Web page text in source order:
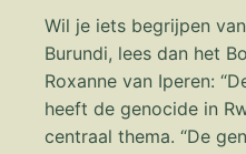
Wil je iets begrijpen van
Burundi, lees dan het
Roxanne van Iperen:
heeft de genocide in
centraal thema. “De